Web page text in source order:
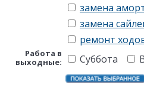
замена
замена
ремонт
Работа в
выходные:
Суббота